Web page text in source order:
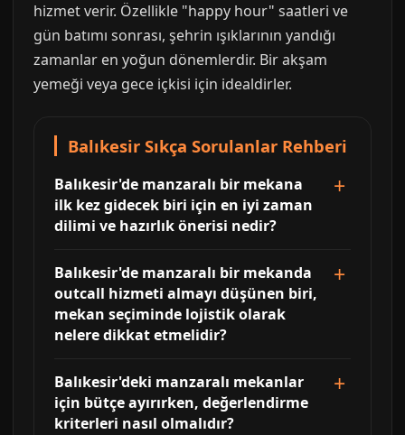
hizmet verir. Özellikle "happy hour" saatleri ve
gün batımı sonrası, şehrin ışıklarının yandığı
zamanlar en yoğun dönemlerdir. Bir akşam
yemeği veya gece içkisi için idealdirler.
Balıkesir Sıkça Sorulanlar Rehberi
Balıkesir'de manzaralı bir mekana
ilk kez gidecek biri için en iyi zaman
dilimi ve hazırlık önerisi nedir?
Balıkesir'de manzaralı bir mekanda
outcall hizmeti almayı düşünen biri,
mekan seçiminde lojistik olarak
nelere dikkat etmelidir?
Balıkesir'deki manzaralı mekanlar
için bütçe ayırırken, değerlendirme
kriterleri nasıl olmalıdır?